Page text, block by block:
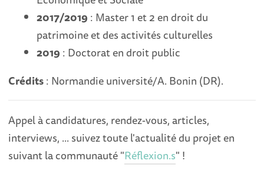
2017/2019 : Master 1 et 2 en droit du
patrimoine et des activités culturelles
2019 : Doctorat en droit public
Crédits: Normandie université/A. Bonin (DR).
Appel à candidatures, rendez-vous, articles,
interviews, ... suivez toute l'actualité du projet en
suivant la communauté "Réflexion.s" !